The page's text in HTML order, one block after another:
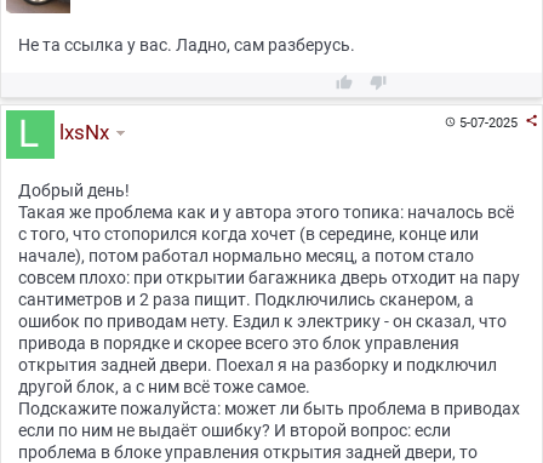
Не та ссылка у вас. Ладно, сам разберусь.
 
5-07-2025 
lxsNx
Добрый день!
Такая же проблема как и у автора этого топика: началось всё
с того, что стопорился когда хочет (в середине, конце или
начале), потом работал нормально месяц, а потом стало
совсем плохо: при открытии багажника дверь отходит на пару
сантиметров и 2 раза пищит. Подключились сканером, а
ошибок по приводам нету. Ездил к электрику - он сказал, что
привода в порядке и скорее всего это блок управления
открытия задней двери. Поехал я на разборку и подключил
другой блок, а с ним всё тоже самое.
Подскажите пожалуйста: может ли быть проблема в приводах
если по ним не выдаёт ошибку? И второй вопрос: если
проблема в блоке управления открытия задней двери, то